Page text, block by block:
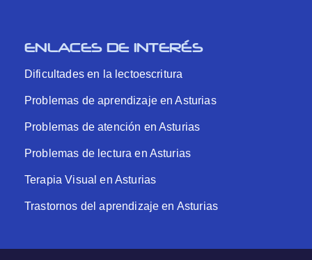
ENLACES DE INTERÉS
Dificultades en la lectoescritura
Problemas de aprendizaje en Asturias
Problemas de atención en Asturias
Problemas de lectura en Asturias
Terapia Visual en Asturias
Trastornos del aprendizaje en Asturias